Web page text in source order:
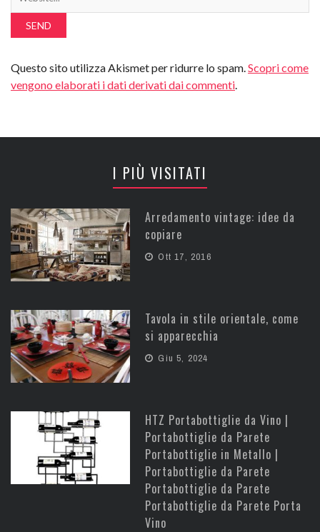
Questo sito utilizza Akismet per ridurre lo spam.Scopri come
vengono elaborati i dati derivati dai commenti.
I PIÙ VISITATI
Arredamento vintage: idee da
copiare
Ott 17, 2016
Tavola in stile orientale, come
si apparecchia
Giu 5, 2024
HTZ Portabottiglie da Vino |
Portabottiglie da Parete
Portabottiglie in Metallo |
Portabottiglie da Parete
Portabottiglie da Parete
Portabottiglie da Parete Porta
Vino